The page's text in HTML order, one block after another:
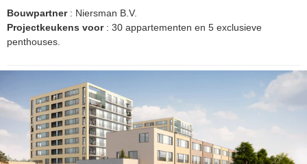
Bouwpartner: Niersman B.V.
Projectkeukens voor: 30 appartementen en 5 exclusieve
penthouses.